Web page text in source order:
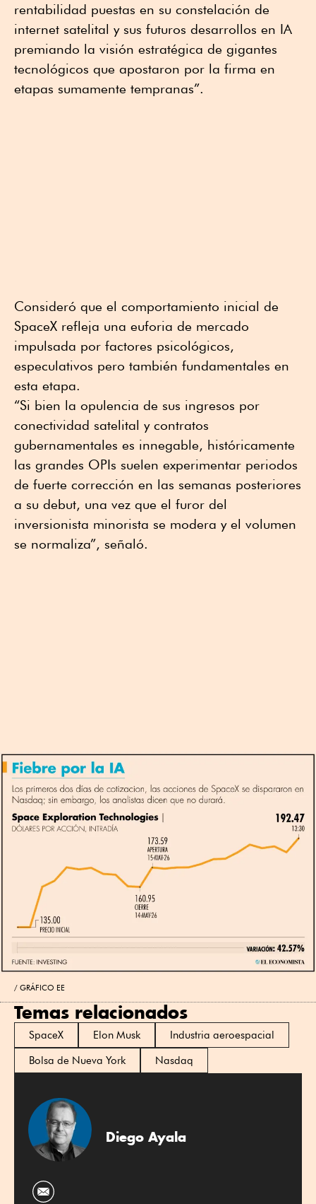
rentabilidad puestas en su constelación de
internet satelital y sus futuros desarrollos en IA
premiando la visión estratégica de gigantes
tecnológicos que apostaron por la firma en
etapas sumamente tempranas”.
Consideró que el comportamiento inicial de
SpaceX refleja una euforia de mercado
impulsada por factores psicológicos,
especulativos pero también fundamentales en
esta etapa.
“Si bien la opulencia de sus ingresos por
conectividad satelital y contratos
gubernamentales es innegable, históricamente
las grandes OPIs suelen experimentar periodos
de fuerte corrección en las semanas posteriores
a su debut, una vez que el furor del
inversionista minorista se modera y el volumen
se normaliza”, señaló.
GRÁFICO EE
Temas relacionados
SpaceX Elon Musk
Industria aeroespacial
Bolsa de Nueva York
Nasdaq
Diego Ayala